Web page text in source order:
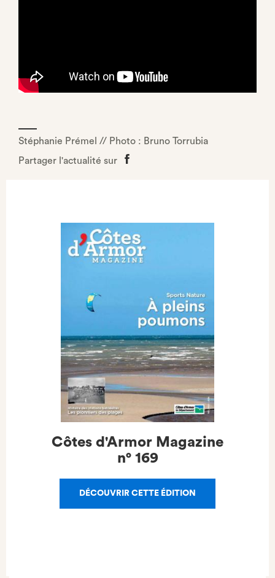
Stéphanie Prémel // Photo : Bruno Torrubia
Partager l'actualité sur
Partager
Côtes d'Armor Magazine
n° 169
DÉCOUVRIR CETTE ÉDITION